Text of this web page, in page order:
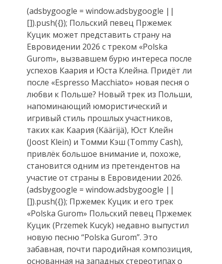
(adsbygoogle = window.adsbygoogle ||
[]).push({}); Польский певец Пржемек
Куцик может представить страну на
Евровидении 2026 с треком «Polska
Gurom», вызвавшем бурю интереса после
успехов Каария и Юста Клейна. Придёт ли
после «Espresso Macchiato» новая песня о
любви к Польше? Новый трек из Польши,
напоминающий юмористический и
игривый стиль прошлых участников,
таких как Каария (Käärijä), Юст Клейн
(Joost Klein) и Томми Кэш (Tommy Cash),
привлёк большое внимание и, похоже,
становится одним из претендентов на
участие от страны в Евровидении 2026.
(adsbygoogle = window.adsbygoogle ||
[]).push({}); Пржемек Куцик и его трек
«Polska Gurom» Польский певец Пржемек
Куцик (Przemek Kucyk) недавно выпустил
новую песню “Polska Gurom”. Это
забавная, почти пародийная композиция,
основанная на западных стереотипах о